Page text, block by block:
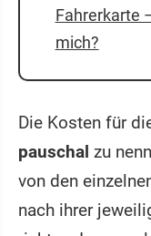
Fahrerkarte
mich?
Die Kosten für
pauschal zu
von den
nach ihrer